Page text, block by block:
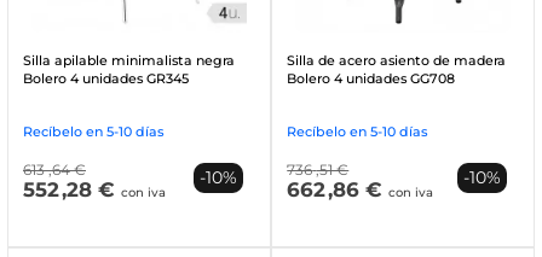
Silla apilable minimalista negra
Bolero 4 unidades GR345
Recíbelo en 5-10 días
613 ,64 €
552,28 € con iva
-10%
Silla de acero asiento de madera
Bolero 4 unidades GG708
Recíbelo en 5-10 días
736 ,51 €
662,86 € con iva
-10%